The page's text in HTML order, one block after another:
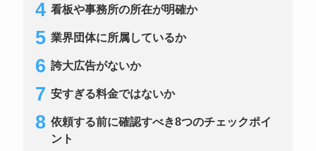
看板や事務所の所在が明確か
業界団体に所属しているか
誇大広告がないか
安すぎる料金ではないか
依頼する前に確認すべき8つのチェックポイ
ント